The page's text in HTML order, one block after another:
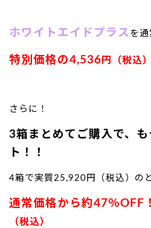
ホワイトエイドプラス を
特別価格の4,536 円（税込）
さらに！
3箱まとめてご購入で、
ト！！
4箱で実質25,920円（税込）の
通常価格から約47％OFF
（税込）